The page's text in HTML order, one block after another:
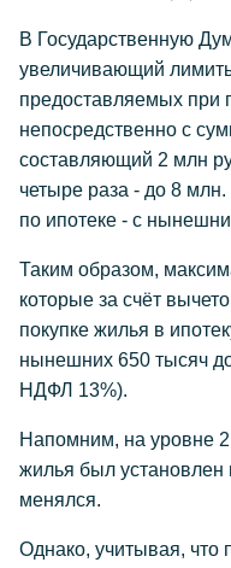
В Государственную
увеличивающий
предоставляемых при
непосредственно с
составляющий 2 млн
четыре раза - до 8
по ипотеке - с
Таким образом,
которые за счёт
покупке жилья в
нынешних 650 тысяч
НДФЛ 13%).
Напомним, на уровне
жилья был установлен
менялся.
Однако, учитывая, что